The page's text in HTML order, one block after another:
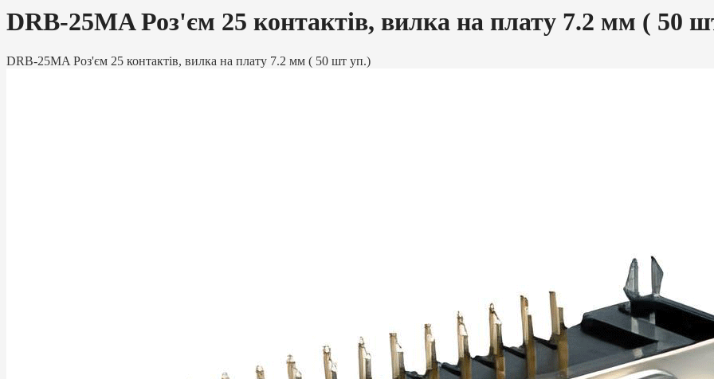
DRB-25MA Роз'єм 25 контактів, вилка на плату 7.2 мм ( 50
DRB-25MA Роз'єм 25 контактів, вилка на плату 7.2 мм ( 50 шт уп.)